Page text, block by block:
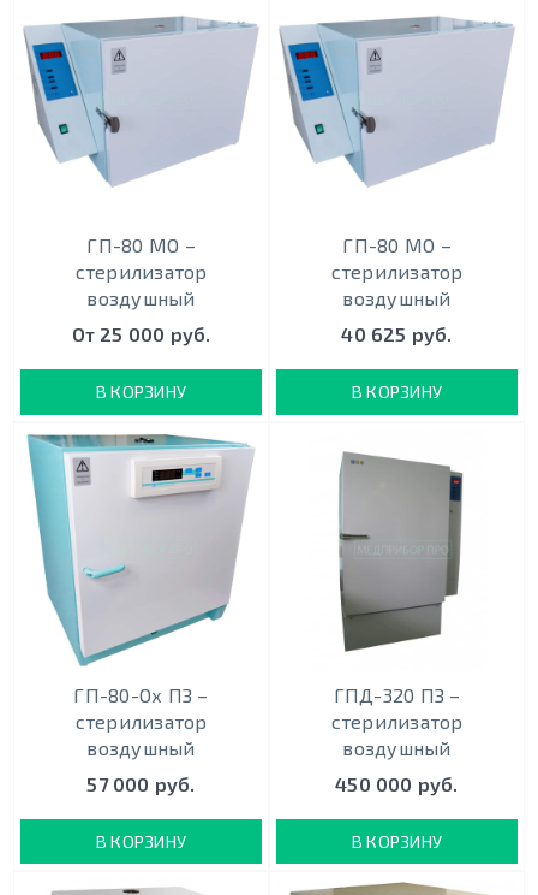
ГП-80 МО –
стерилизатор
воздушный
От 25 000 руб.
В КОРЗИНУ
ГП-80 МО –
стерилизатор
воздушный
40 625 руб.
В КОРЗИНУ
ГП-80-Ох ПЗ –
стерилизатор
воздушный
57 000 руб.
В КОРЗИНУ
ГПД-320 ПЗ –
стерилизатор
воздушный
450 000 руб.
В КОРЗИНУ